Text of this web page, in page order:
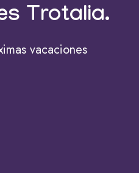
Trotalia.
vacaciones